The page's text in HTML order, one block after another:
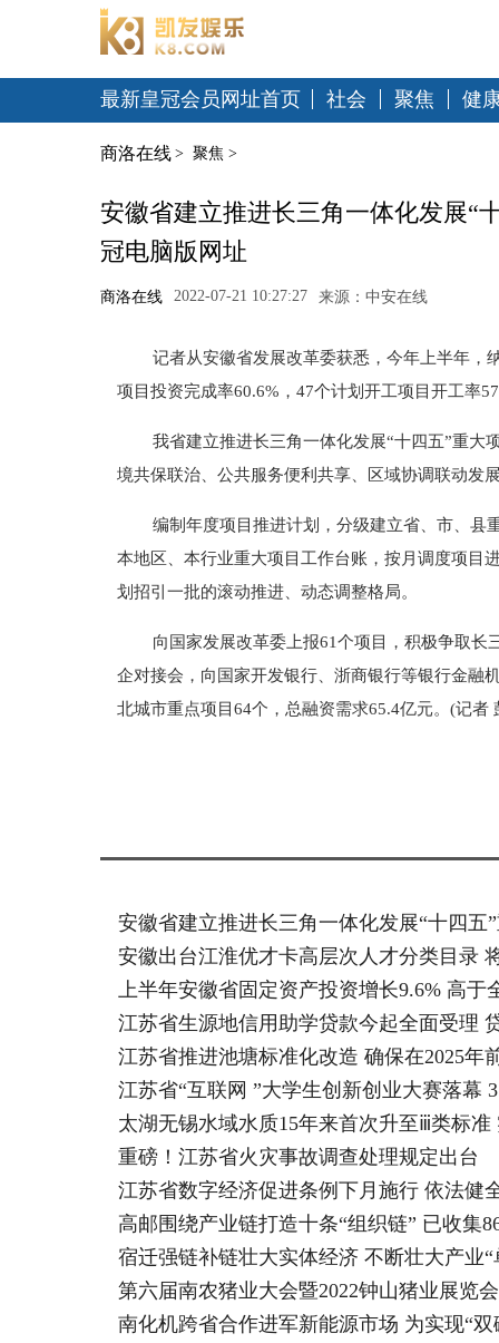
最新皇冠会员网址首页 社会 聚焦 健
商洛在线 > 聚焦 >
安徽省建立推进长三角一体化发展“
冠电脑版网址
商洛在线 2022-07-21 10:27:27 来源：中安在线
记者从安徽省发展改革委获悉，今年上半年，
项目投资完成率60.6%，47个计划开工项目开工率
我省建立推进长三角一体化发展“十四五”重大
境共保联治、公共服务便利共享、区域协调联动发
编制年度项目推进计划，分级建立省、市、县
本地区、本行业重大项目工作台账，按月调度项目
划招引一批的滚动推进、动态调整格局。
向国家发展改革委上报61个项目，积极争取
企对接会，向国家开发银行、浙商银行等银行金融
北城市重点项目64个，总融资需求65.4亿元。(记者
安徽省建立推进长三角一体化发展“十四五
安徽出台江淮优才卡高层次人才分类目录
上半年安徽省固定资产投资增长9.6% 高于
江苏省生源地信用助学贷款今起全面受理
江苏省推进池塘标准化改造 确保在2025年
江苏省“互联网 ”大学生创新创业大赛落幕
太湖无锡水域水质15年来首次升至ⅲ类标
重磅！江苏省火灾事故调查处理规定出台
江苏省数字经济促进条例下月施行 依法健
高邮围绕产业链打造十条“组织链” 已收集
宿迁强链补链壮大实体经济 不断壮大产业
第六届南农猪业大会暨2022钟山猪业展览
南化机跨省合作进军新能源市场 为实现“